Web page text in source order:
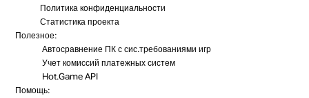
Политика конфиденциальности
Статистика проекта
Полезное:
Автосравнение ПК с сис.требованиями игр
Учет комиссий платежных систем
Hot.Game API
Помощь: